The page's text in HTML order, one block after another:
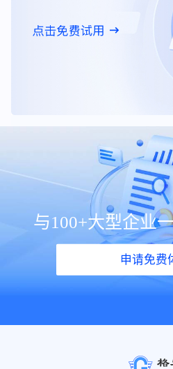
与100+大型企业
申请免费